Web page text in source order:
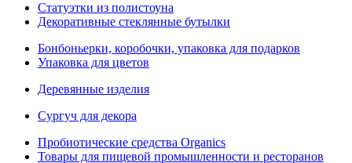
Статуэтки из полистоуна
Декоративные стеклянные бутылки
Бонбоньерки, коробочки, упаковка для подарков
Упаковка для цветов
Деревянные изделия
Сургуч для декора
Пробиотические средства Organics
Товары для пищевой промышленности и ресторанов